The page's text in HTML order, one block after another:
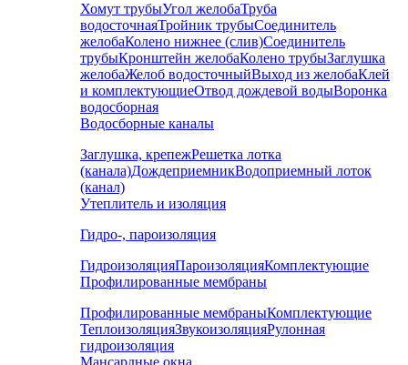
Хомут трубыУгол желобаТруба
водосточнаяТройник трубыСоединитель
желобаКолено нижнее (слив)Соединитель
трубыКронштейн желобаКолено трубыЗаглушка
желобаЖелоб водосточныйВыход из желобаКлей
и комплектующиеОтвод дождевой водыВоронка
водосборная
Водосборные каналы
Заглушка, крепежРешетка лотка
(канала)ДождеприемникВодоприемный лоток
(канал)
Утеплитель и изоляция
Гидро-, пароизоляция
ГидроизоляцияПароизоляцияКомплектующие
Профилированные мембраны
Профилированные мембраныКомплектующие
ТеплоизоляцияЗвукоизоляцияРулонная
гидроизоляция
Мансардные окна